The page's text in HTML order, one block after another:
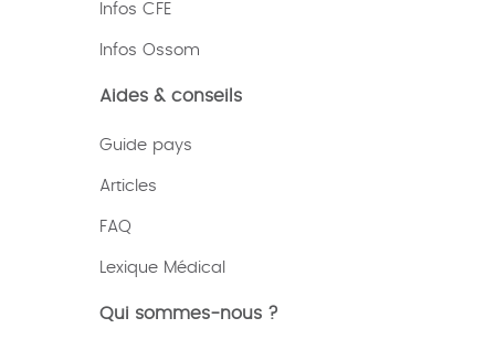
Infos CFE
Infos Ossom
Aides & conseils
Guide pays
Articles
FAQ
Lexique Médical
Qui sommes-nous ?